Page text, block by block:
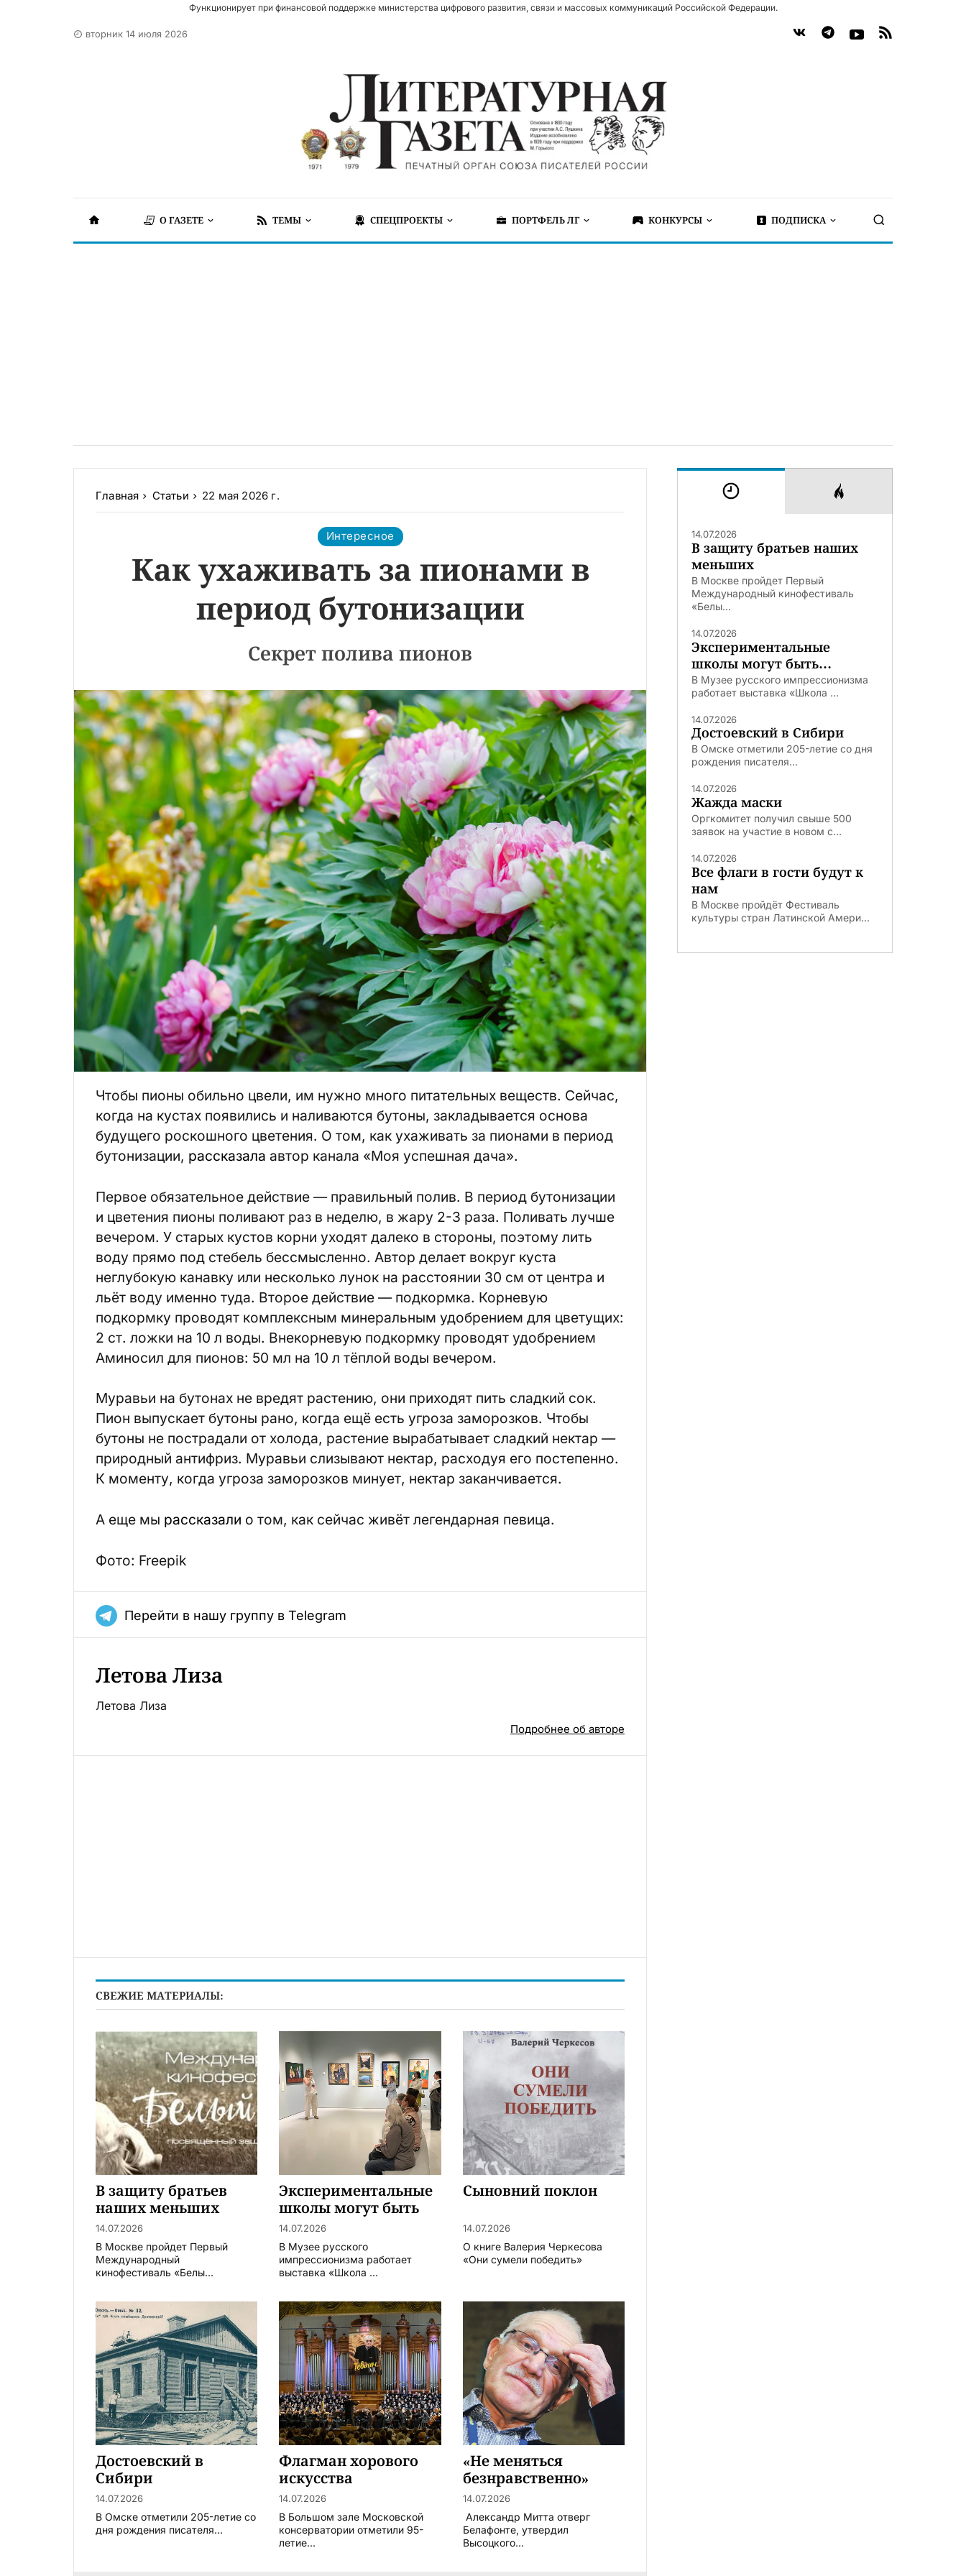
Функционирует при финансовой поддержке министерства цифрового развития, связи и массовых коммуникаций Российской Федерации.
вторник 14 июля 2026
О ГАЗЕТЕ ТЕМЫ СПЕЦПРОЕКТЫ ПОРТФЕЛЬ ЛГ КОНКУРСЫ ПОДПИСКА
Главная Статьи 22 мая 2026 г.
Интересное
Как ухаживать за пионами в
период бутонизации
Секрет полива пионов
Чтобы пионы обильно цвели, им нужно много питательных веществ. Сейчас,
когда на кустах появились и наливаются бутоны, закладывается основа
будущего роскошного цветения. О том, как ухаживать за пионами в период
бутонизации, рассказала автор канала «Моя успешная дача».
Первое обязательное действие — правильный полив. В период бутонизации
и цветения пионы поливают раз в неделю, в жару 2-3 раза. Поливать лучше
вечером. У старых кустов корни уходят далеко в стороны, поэтому лить
воду прямо под стебель бессмысленно. Автор делает вокруг куста
неглубокую канавку или несколько лунок на расстоянии 30 см от центра и
льёт воду именно туда. Второе действие — подкормка. Корневую
подкормку проводят комплексным минеральным удобрением для цветущих:
2 ст. ложки на 10 л воды. Внекорневую подкормку проводят удобрением
Аминосил для пионов: 50 мл на 10 л тёплой воды вечером.
Муравьи на бутонах не вредят растению, они приходят пить сладкий сок.
Пион выпускает бутоны рано, когда ещё есть угроза заморозков. Чтобы
бутоны не пострадали от холода, растение вырабатывает сладкий нектар —
природный антифриз. Муравьи слизывают нектар, расходуя его постепенно.
К моменту, когда угроза заморозков минует, нектар заканчивается.
А еще мы рассказали о том, как сейчас живёт легендарная певица.
Фото: Freepik
Перейти в нашу группу в Telegram
Летова Лиза
Летова Лиза
Подробнее об авторе
СВЕЖИЕ МАТЕРИАЛЫ:
В защиту братьев
наших меньших
14.07.2026
В Москве пройдет Первый
Международный
кинофестиваль «Белы...
Экспериментальные
школы могут быть
удачными
14.07.2026
В Музее русского
импрессионизма работает
выставка «Школа ...
Сыновний поклон
14.07.2026
О книге Валерия Черкесова
«Они сумели победить»
Достоевский в
Сибири
14.07.2026
В Омске отметили 205-летие со
дня рождения писателя...
Флагман хорового
искусства
14.07.2026
В Большом зале Московской
консерватории отметили 95-
летие...
«Не меняться
безнравственно»
14.07.2026
Александр Митта отверг
Белафонте, утвердил
Высоцкого...
14.07.2026
В защиту братьев наших
меньших
В Москве пройдет Первый
Международный кинофестиваль
«Белы...
14.07.2026
Экспериментальные
школы могут быть
удачными
В Музее русского импрессионизма
работает выставка «Школа ...
14.07.2026
Достоевский в Сибири
В Омске отметили 205-летие со дня
рождения писателя...
14.07.2026
Жажда маски
Оргкомитет получил свыше 500
заявок на участие в новом с...
14.07.2026
Все флаги в гости будут к
нам
В Москве пройдёт Фестиваль
культуры стран Латинской Амери...